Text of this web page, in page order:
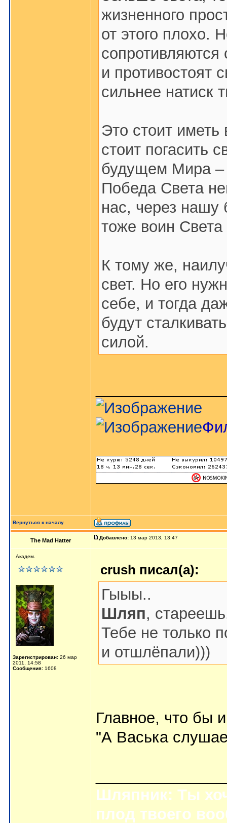
жизненного
от этого плохо.
сопротивляются
и противостоят
сильнее натиск
Это стоит иметь
стоит погасить
будущем Мира –
Победа Света
нас, через нашу
тоже воин
К тому же,
свет. Но его
себе, и тогда
будут
силой.
Вернуться к началу
The Mad Hatter Добавлено: 13 мар 2013, 13:47
Академ.
Зарегистрирован: 26 мар
2011, 14:58
Сообщения: 1608
crush писал(а):
Гыыы..
Шляп,
Тебе не только
и отшлёпали)))
Главное, что бы
"А Васька
Шляпник: Ты
плод твоего